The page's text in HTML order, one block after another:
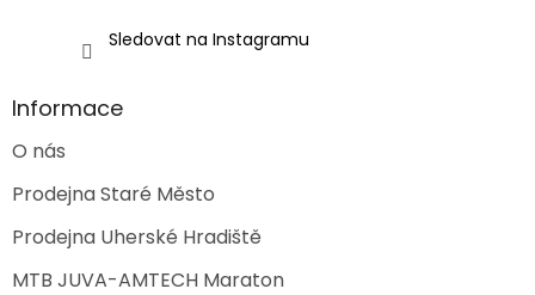
Sledovat na Instagramu
Informace
O nás
Prodejna Staré Město
Prodejna Uherské Hradiště
MTB JUVA-AMTECH Maraton